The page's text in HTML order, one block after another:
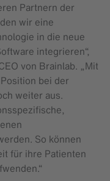
Partnern der
wir eine
in die neue
integrieren“,
von Brainlab. „Mit
bei der
weiter aus.
So können
für ihre Patienten